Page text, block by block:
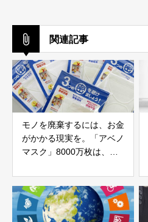
関連記事
モノを廃棄するには、お金
がかかる現実を。「アベノ
マスク」8000万枚は、希